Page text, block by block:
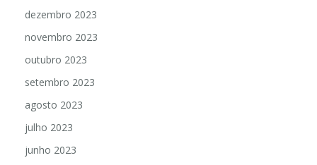
dezembro 2023
novembro 2023
outubro 2023
setembro 2023
agosto 2023
julho 2023
junho 2023